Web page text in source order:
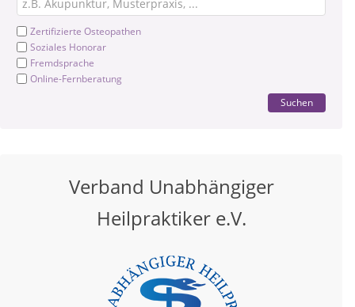
Zertifizierte Osteopathen
Soziales Honorar
Fremdsprache
Online-Fernberatung
Suchen
Verband Unabhängiger
Heilpraktiker e.V.